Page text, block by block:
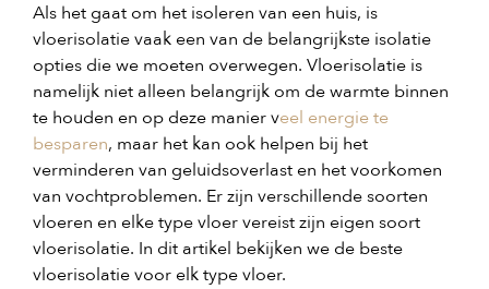
Als het gaat om het isoleren van een huis, is
vloerisolatie vaak een van de belangrijkste isolatie
opties die we moeten overwegen. Vloerisolatie is
namelijk niet alleen belangrijk om de warmte binnen
te houden en op deze manier veel energie te
besparen, maar het kan ook helpen bij het
verminderen van geluidsoverlast en het voorkomen
van vochtproblemen. Er zijn verschillende soorten
vloeren en elke type vloer vereist zijn eigen soort
vloerisolatie. In dit artikel bekijken we de beste
vloerisolatie voor elk type vloer.